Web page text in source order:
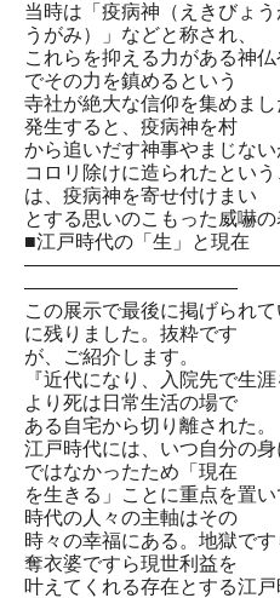
当時は「疫病神（えきびょ
うがみ）」などと称され、
これらを抑える力がある神
でその力を鎮めるという
寺社が絶大な信仰を集めま
発生すると、疫病神を村
から追いだす神事やまじない
コロリ除けに造られたとい
は、疫病神を寄せ付けまい
とする思いのこもった威嚇の
■江戸時代の「生」と現在
―――――――――――
この展示で最後に掲げられ
に残りました。抜粋です
が、ご紹介します。
『近代になり、入院先で生
より死は日常生活の場で
ある自宅から切り離された。
江戸時代には、いつ自分の
ではなかったため「現在
を生きる」ことに重点を置
時代の人々の主軸はその
時々の幸福にある。地獄で
奪衣婆ですら現世利益を
叶えてくれる存在とする江